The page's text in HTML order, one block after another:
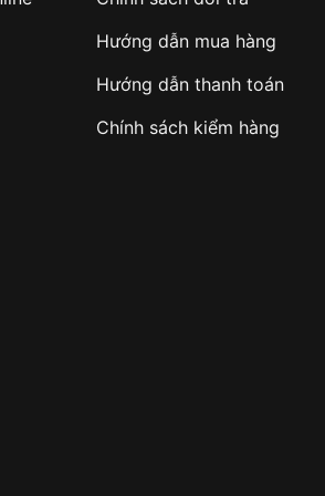
Hướng dẫn mua hàng
Hướng dẫn thanh toán
Chính sách kiểm hàng